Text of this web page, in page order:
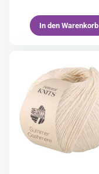
In den Warenkorb